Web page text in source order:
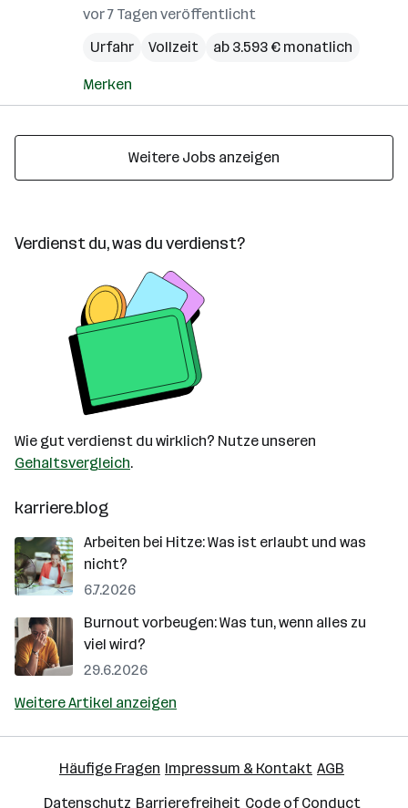
vor 7 Tagen veröffentlicht
Urfahr
Vollzeit ab 3.593 € monatlich
Merken
Weitere Jobs anzeigen
Verdienst du, was du verdienst?
Wie gut verdienst du wirklich? Nutze unseren
Gehaltsvergleich.
karriere.blog
Arbeiten bei Hitze: Was ist erlaubt und was
nicht?
6.7.2026
Burnout vorbeugen: Was tun, wenn alles zu
viel wird?
29.6.2026
Weitere Artikel anzeigen
Häufige Fragen Impressum & Kontakt AGB
Datenschutz Barrierefreiheit Code of Conduct